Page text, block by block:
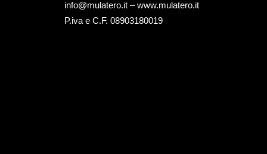
info@mulatero.it –www.mulatero.it
P.iva e C.F. 08903180019